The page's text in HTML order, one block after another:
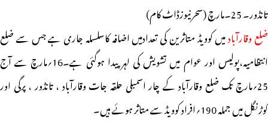
تانڈور۔ 25۔مارچ (سحرنیوزڈاٹ کام)
ضلع وقارآبادمیں کوویڈ متاثرین کی تعدادمیں اضافہ کاسلسلہ جاری ہے جس سے ضلع
انتظامیہ،پولیس اور عوام میں تشویش کی لہر پیدا ہوگئی ہے۔16؍مارچ سے آج
25؍مارچ تک ضلع وقارآباد کے چار اسمبلی حلقہ جات وقارآباد ، تانڈور ، پرگی اور
کوڑنگل میں جملہ 190؍افراد کوویڈ سے متاثر ہوئے ہیں۔